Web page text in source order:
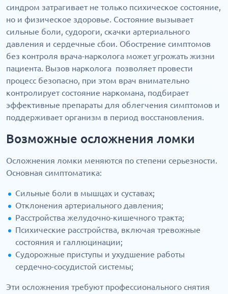
синдром затрагивает не только психическое состояние,
но и физическое здоровье. Состояние вызывает
сильные боли, судороги, скачки артериального
давления и сердечные сбои. Обострение симптомов
без контроля врача-нарколога может угрожать жизни
пациента. Вызов нарколога позволяет провести
процесс безопасно, при этом врач внимательно
контролирует состояние наркомана, подбирает
эффективные препараты для облегчения симптомов и
поддерживает организм в период восстановления.
Возможные осложнения ломки
Осложнения ломки меняются по степени серьезности.
Основная симптоматика:
Сильные боли в мышцах и суставах;
Отклонения артериального давления;
Расстройства желудочно-кишечного тракта;
Психические расстройства, включая тревожные
состояния и галлюцинации;
Судорожные приступы и ухудшение работы
сердечно-сосудистой системы;
Эти осложнения требуют профессионального снятия